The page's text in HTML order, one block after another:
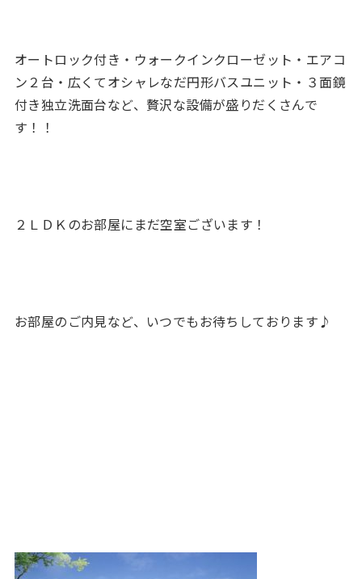
オートロック付き・ウォークインクローゼット・エアコ
ン２台・広くてオシャレなだ円形バスユニット・３面鏡
付き独立洗面台など、贅沢な設備が盛りだくさんで
す！！
２ＬＤＫのお部屋にまだ空室ございます！
お部屋のご内見など、いつでもお待ちしております♪